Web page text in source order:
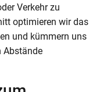
Verkehr zu
optimieren wir das
und kümmern uns
Abstände